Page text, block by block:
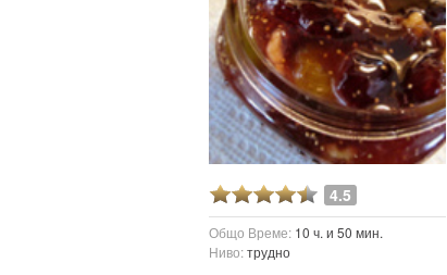
4.5
Общо Време: 10 ч. и 50 мин.
Ниво:трудно